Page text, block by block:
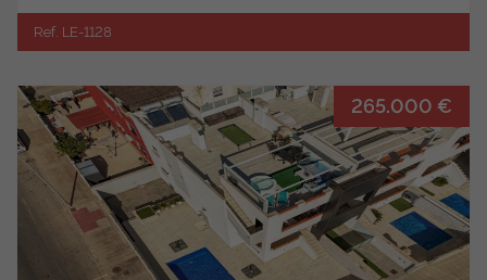
Ref. LE-1128
265.000 €